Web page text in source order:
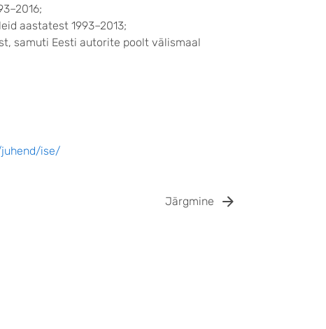
aastatest 1993–2013;
samuti Eesti autorite poolt välismaal
ise/
Järgmine